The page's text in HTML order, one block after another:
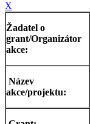
X
Žadatel o
grant/Organizátor
akce:
Název
akce/projektu: